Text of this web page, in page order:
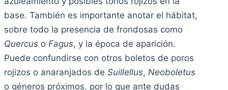
base. También es importante anotar el hábitat,
sobre todo la presencia de frondosas como
Quercus o Fagus, y la época de aparición.
Puede confundirse con otros boletos de poros
rojizos o anaranjados de Suillellus, Neoboletus
o géneros próximos, por lo que ante dudas